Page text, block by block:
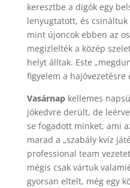
keresztbe a digók egy
lenyugtatott, és
mint újoncok ebben az
megízlelték a közép
helyt álltak. Este
figyelem a hajóvezetésre
Vasárnapkellemes
jókedvre derült, de
se fogadott minket, ami
marad a „szabály kvíz
professional team
mégis csak vártuk
gyorsan eltelt, még egy